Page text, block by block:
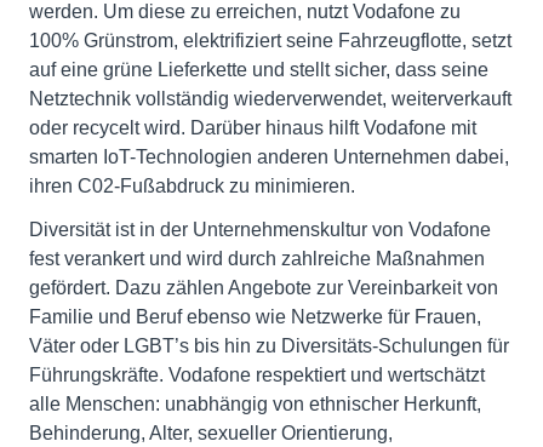
werden. Um diese zu erreichen, nutzt Vodafone zu
100% Grünstrom, elektrifiziert seine Fahrzeugflotte, setzt
auf eine grüne Lieferkette und stellt sicher, dass seine
Netztechnik vollständig wiederverwendet, weiterverkauft
oder recycelt wird. Darüber hinaus hilft Vodafone mit
smarten IoT-Technologien anderen Unternehmen dabei,
ihren C02-Fußabdruck zu minimieren.
Diversität ist in der Unternehmenskultur von Vodafone
fest verankert und wird durch zahlreiche Maßnahmen
gefördert. Dazu zählen Angebote zur Vereinbarkeit von
Familie und Beruf ebenso wie Netzwerke für Frauen,
Väter oder LGBT’s bis hin zu Diversitäts-Schulungen für
Führungskräfte. Vodafone respektiert und wertschätzt
alle Menschen: unabhängig von ethnischer Herkunft,
Behinderung, Alter, sexueller Orientierung,